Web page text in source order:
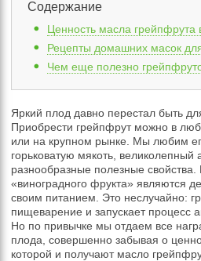
Содержание
Ценность масла грейпфрута
Рецепты домашних масок
Чем еще полезно
Яркий плод давно перестал быть
Приобрести грейпфрут можно в
или на крупном рынке. Мы любим
горьковатую мякоть, великолепный
разнообразные полезные
«виноградного фрукта» являются
своим питанием. Это неслучайно:
пищеварение и запускает процесс
Но по привычке мы отдаем все
плода, совершенно забывая о
которой и получают масло